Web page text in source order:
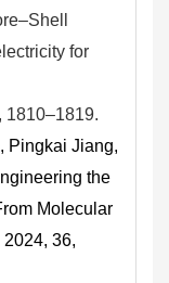
for
1810–1819.
Pingkai Jiang,
the
Molecular
2024, 36,